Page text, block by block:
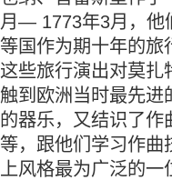
月— 1773年3月，他
等国作为期十年的旅
这些旅行演出对莫扎
触到欧洲当时最先
的器乐，又结识了
等，跟他们学习作曲
上风格最为广泛的一